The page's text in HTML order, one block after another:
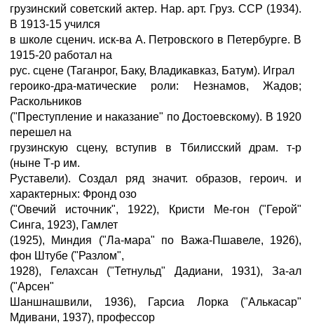
грузинский советский актер. Нар. арт. Груз. ССР (1934).
В 1913-15 учился
в школе сценич. иск-ва А. Петровского в Петербурге. В
1915-20 работал на
рус. сцене (Таганрог, Баку, Владикавказ, Батум). Играл
героико-дра-матические роли: Незнамов, Жадов;
Раскольников
("Преступление и наказание" по Достоевскому). В 1920
перешел на
грузинскую сцену, вступив в Тбилисский драм. т-р
(ныне Т-р им.
Руставели). Создал ряд значит. образов, героич. и
характерных: Фронд озо
("Овечий источник", 1922), Кристи Ме-гон ("Герой"
Синга, 1923), Гамлет
(1925), Миндия ("Ла-мара" по Важа-Пшавеле, 1926),
фон Штубе ("Разлом",
1928), Гелахсан ("Тетнульд" Дадиани, 1931), За-ал
("Арсен"
Шаншнашвили, 1936), Гарсиа Лорка ("Алькасар"
Мдивани, 1937), профессор